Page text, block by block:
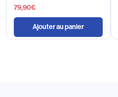
79,90€
Ajouter au panier